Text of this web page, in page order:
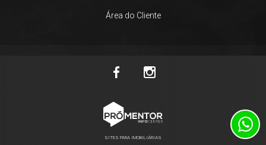
Área do Cliente
SITES PARA IMOBILIÁRIAS